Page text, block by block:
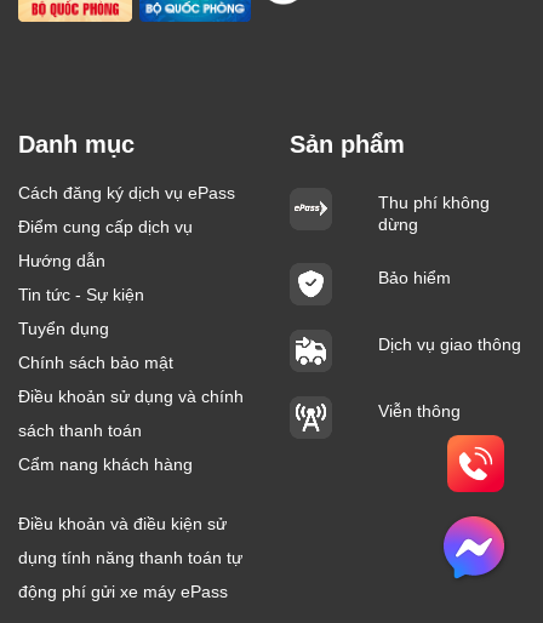
Danh mục
Cách đăng ký dịch vụ ePass
Điểm cung cấp dịch vụ
Hướng dẫn
Tin tức - Sự kiện
Tuyển dụng
Chính sách bảo mật
Điều khoản sử dụng và chính
sách thanh toán
Cẩm nang khách hàng
Điều khoản và điều kiện sử
dụng tính năng thanh toán tự
động phí gửi xe máy ePass
Sản phẩm
Thu phí không
dừng
Bảo hiểm
Dịch vụ giao thông
Viễn thông